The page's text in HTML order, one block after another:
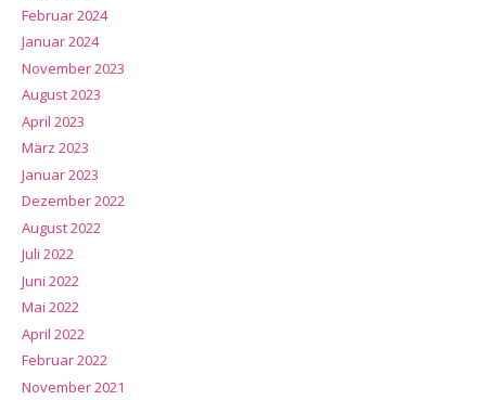
Februar 2024
Januar 2024
November 2023
August 2023
April 2023
März 2023
Januar 2023
Dezember 2022
August 2022
Juli 2022
Juni 2022
Mai 2022
April 2022
Februar 2022
November 2021